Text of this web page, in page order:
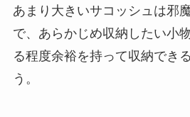
あまり大きいサコッシュは邪
で、あらかじめ収納したい小
る程度余裕を持って収納でき
う。